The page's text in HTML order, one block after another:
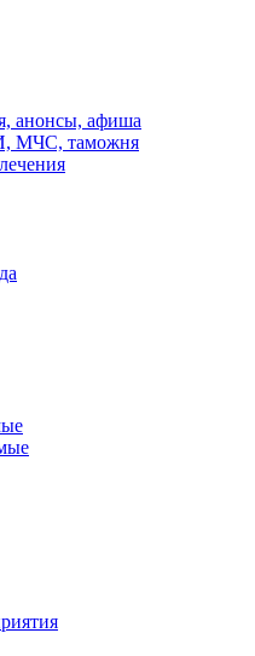
анонсы, афиша
МЧС, таможня